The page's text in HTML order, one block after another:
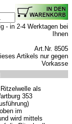
- in 2-4 Werktagen bei
Ihnen
Art.Nr. 8505
Artikels nur gegen
Vorkasse
als
353
im
wird mittels